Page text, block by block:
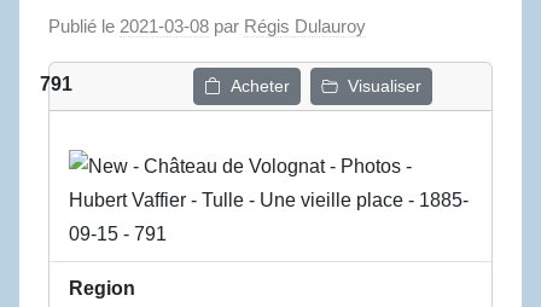
Publié le 2021-03-08 par Régis Dulauroy
791 Acheter Visualiser
Region